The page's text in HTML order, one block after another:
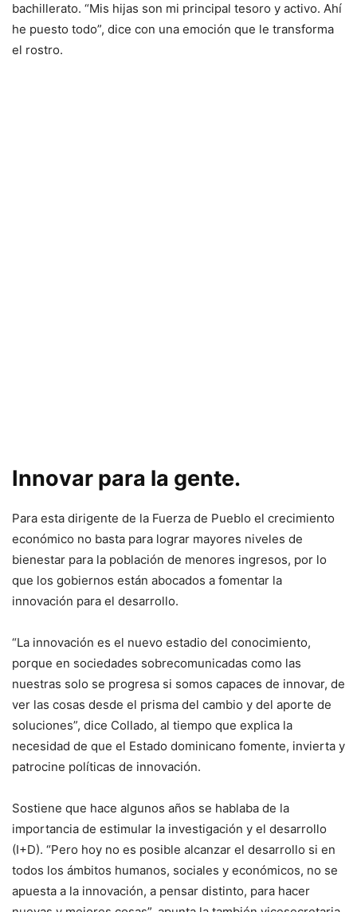
bachillerato. “Mis hijas son mi principal tesoro y activo. Ahí
he puesto todo”, dice con una emoción que le transforma
el rostro.
Innovar para la gente.
Para esta dirigente de la Fuerza de Pueblo el crecimiento
económico no basta para lograr mayores niveles de
bienestar para la población de menores ingresos, por lo
que los gobiernos están abocados a fomentar la
innovación para el desarrollo.
“La innovación es el nuevo estadio del conocimiento,
porque en sociedades sobrecomunicadas como las
nuestras solo se progresa si somos capaces de innovar, de
ver las cosas desde el prisma del cambio y del aporte de
soluciones”, dice Collado, al tiempo que explica la
necesidad de que el Estado dominicano fomente, invierta y
patrocine políticas de innovación.
Sostiene que hace algunos años se hablaba de la
importancia de estimular la investigación y el desarrollo
(I+D). “Pero hoy no es posible alcanzar el desarrollo si en
todos los ámbitos humanos, sociales y económicos, no se
apuesta a la innovación, a pensar distinto, para hacer